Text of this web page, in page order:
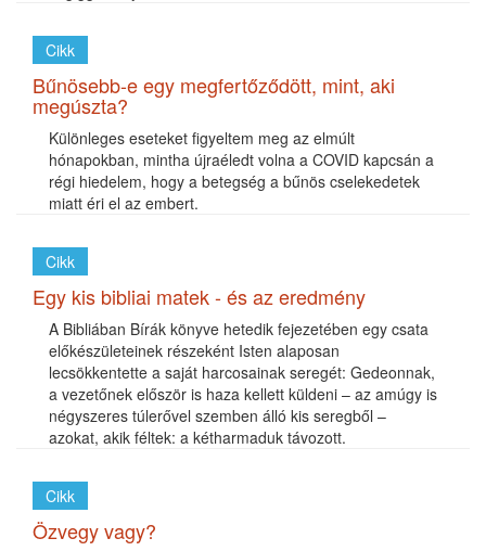
Cikk
Bűnösebb-e egy megfertőződött, mint, aki
megúszta?
Különleges eseteket figyeltem meg az elmúlt
hónapokban, mintha újraéledt volna a COVID kapcsán a
régi hiedelem, hogy a betegség a bűnös cselekedetek
miatt éri el az embert.
Cikk
Egy kis bibliai matek - és az eredmény
A Bibliában Bírák könyve hetedik fejezetében egy csata
előkészületeinek részeként Isten alaposan
lecsökkentette a saját harcosainak seregét: Gedeonnak,
a vezetőnek először is haza kellett küldeni – az amúgy is
négyszeres túlerővel szemben álló kis seregből –
azokat, akik féltek: a kétharmaduk távozott.
Cikk
Özvegy vagy?